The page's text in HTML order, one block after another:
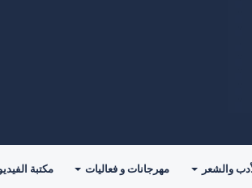
والشعر مهرجانات و فعاليات مكتبة